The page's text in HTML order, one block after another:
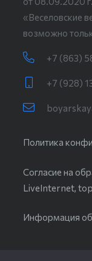
«Веселовские
возможно
+7 (863)
+7 (928)
Политика
Согласие на
LiveInternet,
Информация об